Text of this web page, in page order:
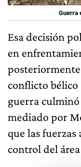
Guerra
Esa decisión
en
conflicto bélico
guerra
mediado por
que las fuerzas
control del